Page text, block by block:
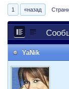
1 «назад
YaNik